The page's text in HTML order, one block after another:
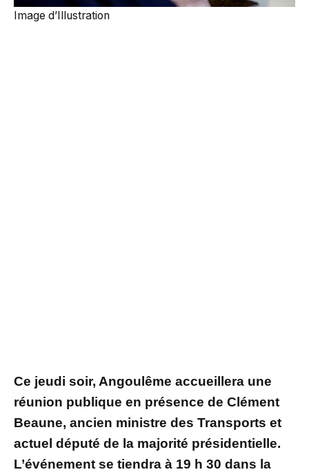
Image d’Illustration
Ce jeudi soir, Angoulême accueillera une
réunion publique en présence de Clément
Beaune, ancien ministre des Transports et
actuel député de la majorité présidentielle.
L’événement se tiendra à 19 h 30 dans la